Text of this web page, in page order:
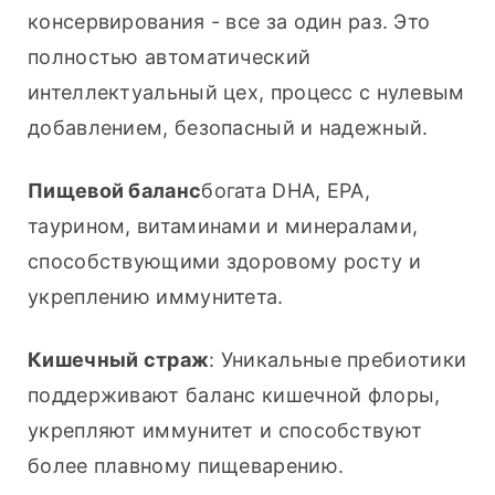
консервирования - все за один раз. Это
полностью автоматический
интеллектуальный цех, процесс с нулевым
добавлением, безопасный и надежный.
Пищевой балансбогата DHA, EPA,
таурином, витаминами и минералами,
способствующими здоровому росту и
укреплению иммунитета.
Кишечный страж: Уникальные пребиотики
поддерживают баланс кишечной флоры,
укрепляют иммунитет и способствуют
более плавному пищеварению.